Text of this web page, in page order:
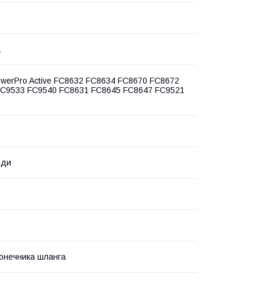
Active FC8632 FC8634 FC8670 FC8672
FC9540 FC8631 FC8645 FC8647 FC9521
шланга